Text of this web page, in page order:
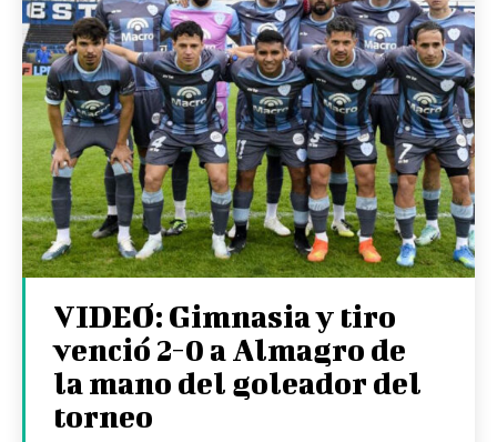
VIDEO: Gimnasia y tiro
venció 2-0 a Almagro de
la mano del goleador del
torneo